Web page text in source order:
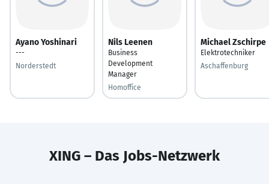
Ayano Yoshinari
---
Norderstedt
Nils Leenen
Business
Development
Manager
Homoffice
Michael Zschirpe
Elektrotechniker
Aschaffenburg
XING – Das Jobs-Netzwerk